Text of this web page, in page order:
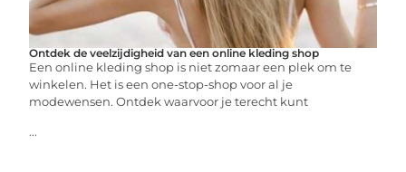
Ontdek de veelzijdigheid van een online kleding shop
Een online kleding shop is niet zomaar een plek om te
winkelen. Het is een one-stop-shop voor al je
modewensen. Ontdek waarvoor je terecht kunt
...